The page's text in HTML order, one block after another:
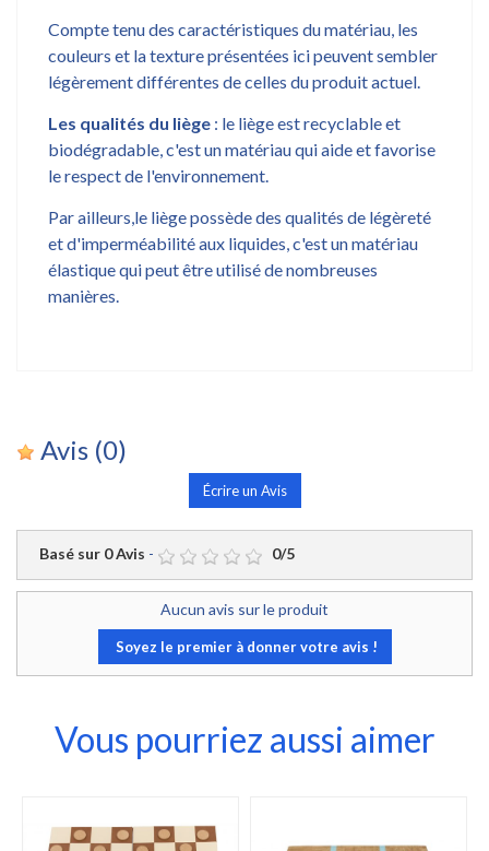
Compte tenu des caractéristiques du matériau, les
couleurs et la texture présentées ici peuvent sembler
légèrement différentes de celles du produit actuel.
Les qualités du liège : le liège est recyclable et
biodégradable, c'est un matériau qui aide et favorise
le respect de l'environnement.
Par ailleurs,le liège possède des qualités de légèreté
et d'imperméabilité aux liquides, c'est un matériau
élastique qui peut être utilisé de nombreuses
manières.
Avis (0)
Écrire un Avis
Basé sur 0Avis - 0/5
Aucun avis sur le produit
Soyez le premier à donner votre avis !
Vous pourriez aussi aimer